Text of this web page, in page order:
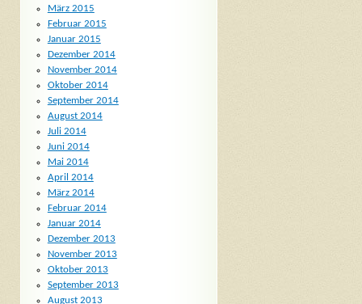
März 2015
Februar 2015
Januar 2015
Dezember 2014
November 2014
Oktober 2014
September 2014
August 2014
Juli 2014
Juni 2014
Mai 2014
April 2014
März 2014
Februar 2014
Januar 2014
Dezember 2013
November 2013
Oktober 2013
September 2013
August 2013